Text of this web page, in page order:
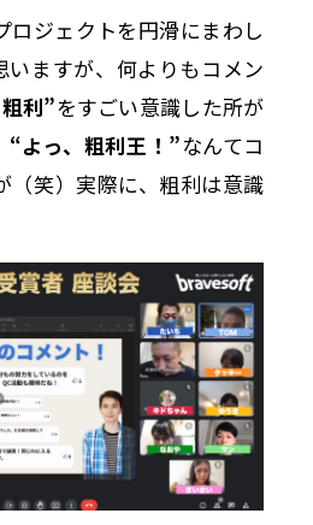
ロジェクトを円滑にまわし
いますが、何よりもコメン
利”をすごい意識した所が
“よっ、粗利王！”なんてコ
（笑）実際に、粗利は意識